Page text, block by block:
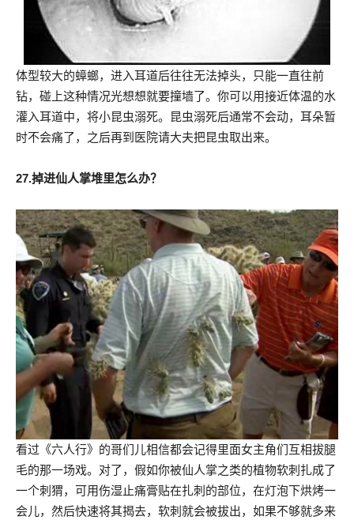
体型较大的蟑螂，进入耳道后往往无法掉头，只能一直往前
钻，碰上这种情况光想想就要撞墙了。你可以用接近体温的水
灌入耳道中，将小昆虫溺死。昆虫溺死后通常不会动，耳朵暂
时不会痛了，之后再到医院请大夫把昆虫取出来。
27.掉进仙人掌堆里怎么办？
看过《六人行》的哥们儿相信都会记得里面女主角们互相拔腿
毛的那一场戏。对了，假如你被仙人掌之类的植物软刺扎成了
一个刺猬，可用伤湿止痛膏贴在扎刺的部位，在灯泡下烘烤一
会儿，然后快速将其揭去，软刺就会被拔出，如果不够就多来